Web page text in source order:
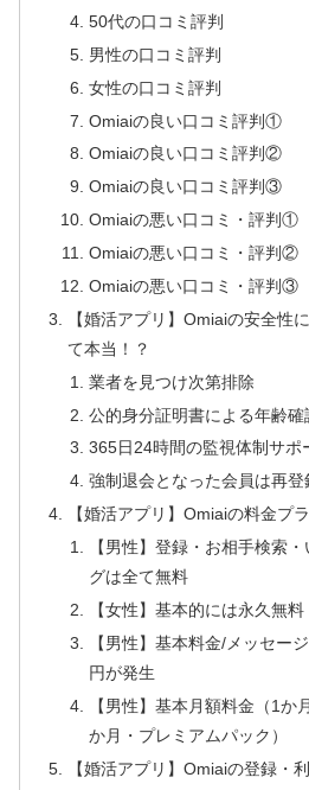
50代の口コミ評判
男性の口コミ評判
女性の口コミ評判
Omiaiの良い口コミ評判①
Omiaiの良い口コミ評判②
Omiaiの良い口コミ評判③
Omiaiの悪い口コミ・評判①
Omiaiの悪い口コミ・評判②
Omiaiの悪い口コミ・評判③
【婚活アプリ】Omiaiの安全性
て本当！？
業者を見つけ次第排除
公的身分証明書による年齢確
365日24時間の監視体制サポ
強制退会となった会員は再登
【婚活アプリ】Omiaiの料金プ
【男性】登録・お相手検索
グは全て無料
【女性】基本的には永久無料
【男性】基本料金/メッセー
円が発生
【男性】基本月額料金（1か
か月・プレミアムパック）
【婚活アプリ】Omiaiの登録・